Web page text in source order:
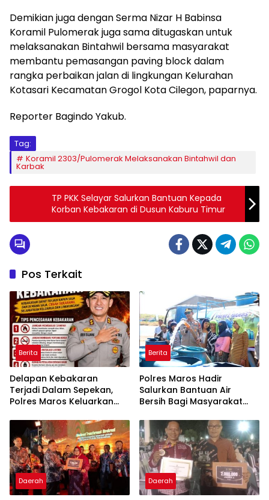
Demikian juga dengan Serma Nizar H Babinsa
Koramil Pulomerak juga sama ditugaskan untuk
melaksanakan Bintahwil bersama masyarakat
membantu pemasangan paving block dalam
rangka perbaikan jalan di lingkungan Kelurahan
Kotasari Kecamatan Grogol Kota Cilegon, paparnya.
Reporter Bagindo Yakub.
Tag:
Koramil 2303/Pulomerak Melaksanakan Bintahwil dan
Karbak
TP PKK Selayar Salurkan Bantuan Kepada
Korban Kebakaran di Dusun Kaburu Timur
Pos Terkait
Berita
Delapan Kebakaran
Terjadi Dalam Sepekan,
Polres Maros Keluarkan
Masyarakat
Berita
Polres Maros Hadir
Salurkan Bantuan Air
Bersih Bagi Masyarakat
Di Maros
Daerah Daerah